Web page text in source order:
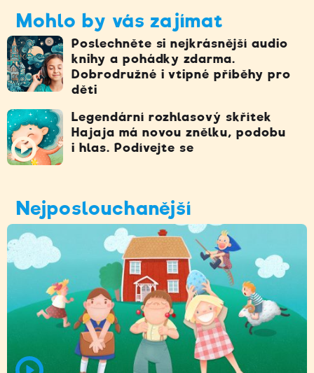
Mohlo by vás zajímat
Poslechněte si nejkrásnější audio
knihy a pohádky zdarma.
Dobrodružné i vtipné příběhy pro
děti
Legendární rozhlasový skřítek
Hajaja má novou znělku, podobu
i hlas. Podívejte se
Nejposlouchanější